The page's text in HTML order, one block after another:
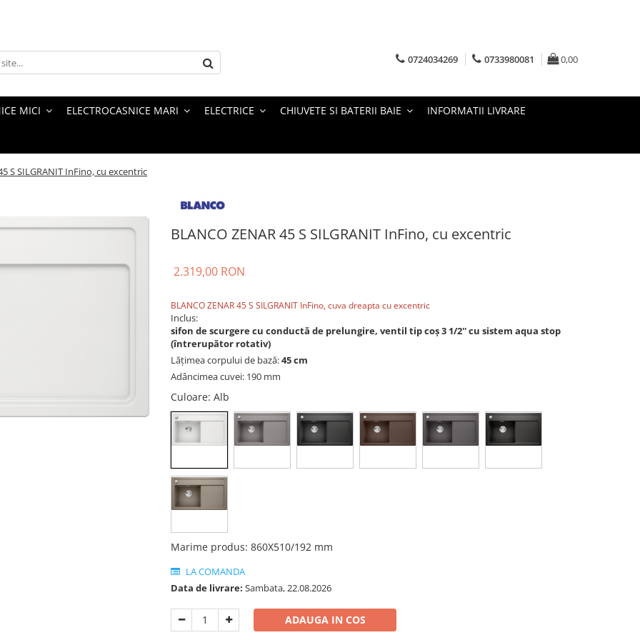
0724034269 0733980081 0,00
MICI ELECTROCASNICE MARI ELECTRICE CHIUVETE SI BATERII BAIE INFORMATII LIVRARE
S SILGRANIT InFino, cu excentric
BLANCO ZENAR 45 S SILGRANIT InFino, cu excentric
2.319,00 RON
BLANCO ZENAR 45 S SILGRANIT InFino, cuva dreapta cu excentric
Inclus:
sifon de scurgere cu conductă de prelungire, ventil tip coș 3 1/2'' cu sistem aqua stop
(întrerupător rotativ)
Lățimea corpului de bază:45 cm
Adâncimea cuvei: 190 mm
Culoare: Alb
Marime produs: 860X510/192 mm
LA COMANDA
Data de livrare: Sambata, 22.08.2026
ADAUGA IN COS